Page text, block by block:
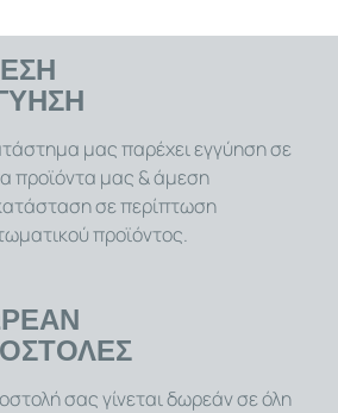
μας παρέχει εγγύηση σε
προϊόντα μας & άμεση
σε περίπτωση
προϊόντος.
σας γίνεται δωρεάν σε όλη